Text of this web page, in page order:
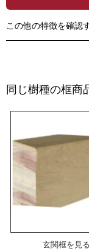
この他の特徴を確認
同じ樹種の框商
玄関框を見る